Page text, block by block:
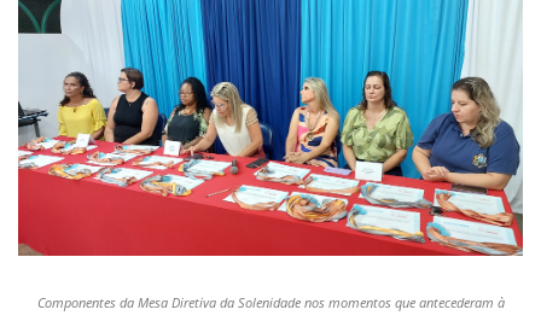
Componentes da Mesa Diretiva da Solenidade nos momentos que antecederam à